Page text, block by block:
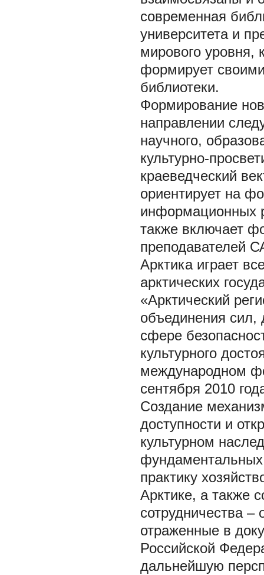
современная
университета и
мирового уровня,
формирует
библиотеки.
Формирование
направлении
научного,
культурно-
краеведческий
ориентирует на
информационных
также включает
преподавателей
Арктика играет
арктических
«Арктический
объединения сил,
сфере
культурного
международном
сентября 2010
Создание
доступности и
культурном
практику
Арктике, а также
сотрудничества
отраженные в
Российской
дальнейшую